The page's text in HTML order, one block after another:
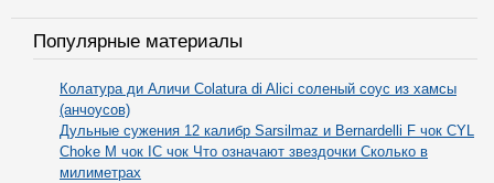
Популярные материалы
Колатура ди Аличи Colatura di Alici соленый соус из хамсы
(анчоусов)
Дульные сужения 12 калибр Sarsilmaz и Bernardelli F чок CYL
Choke M чок IC чок Что означают звездочки Сколько в
милиметрах